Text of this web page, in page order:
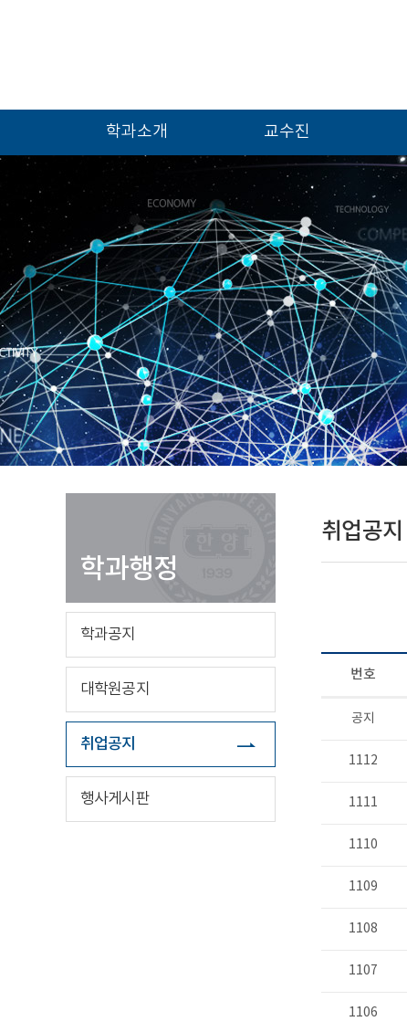
학과소개 교수진
학과행정
학과공지
대학원공지
취업공지
행사게시판
취업공지
번호
공지
1112
1111
1110
1109
1108
1107
1106